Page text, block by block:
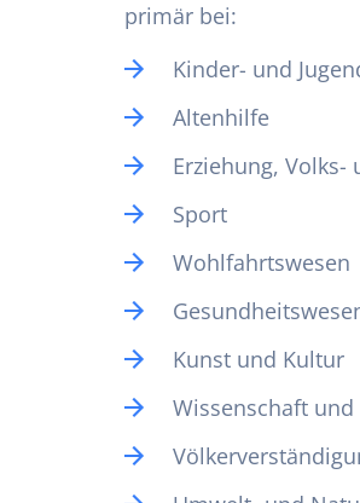
primär bei:
Kinder- und
Altenhilfe
Erziehung,
Sport
Wohlfahrtswesen
Kunst und Kultur
Wissenschaft und